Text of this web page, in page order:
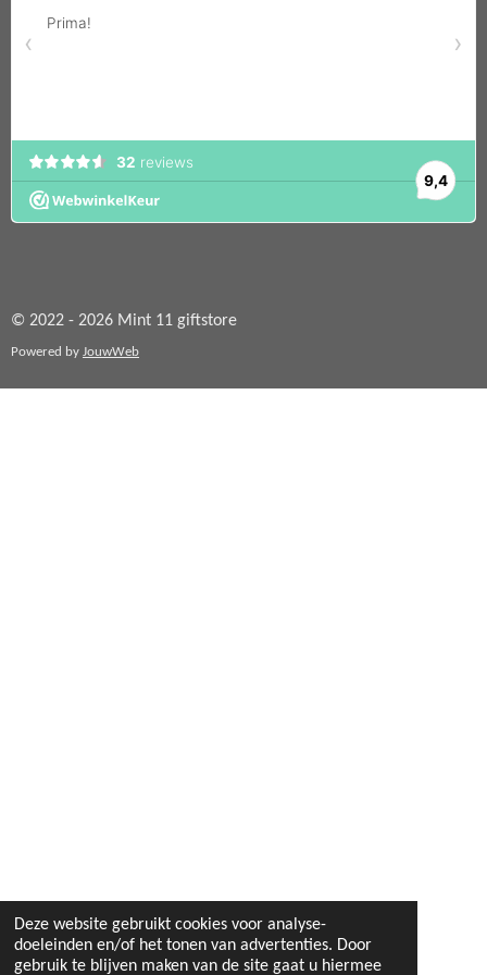
Deze website gebruikt cookies voor analyse-
doeleinden en/of het tonen van advertenties. Door
gebruik te blijven maken van de site gaat u hiermee
© 2022 - 2026 Mint 11 giftstore
Powered by JouwWeb